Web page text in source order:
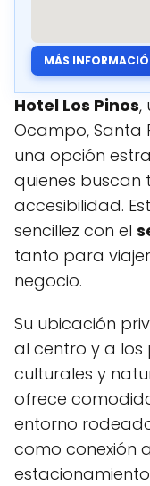
MÁS
Hotel Los Pinos,
Ocampo, Santa
una opción
quienes buscan
accesibilidad.
sencillez con el
tanto para
negocio.
Su ubicación
al centro y a
culturales y
ofrece
entorno
como conexión